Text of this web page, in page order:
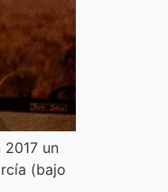
un
(bajo